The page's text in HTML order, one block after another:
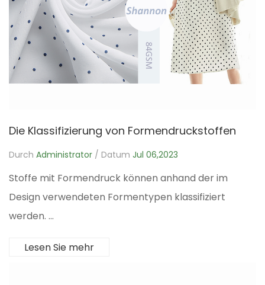
Die Klassifizierung von Formendruckstoffen
Durch Administrator / Datum Jul 06,2023
Stoffe mit Formendruck können anhand der im
Design verwendeten Formentypen klassifiziert
werden. ...
Lesen Sie mehr